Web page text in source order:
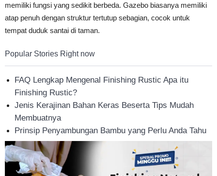
memiliki fungsi yang sedikit berbeda. Gazebo biasanya memiliki
atap penuh dengan struktur tertutup sebagian, cocok untuk
tempat duduk santai di taman.
Popular Stories Right now
FAQ Lengkap Mengenal Finishing Rustic Apa itu
Finishing Rustic?
Jenis Kerajinan Bahan Keras Beserta Tips Mudah
Membuatnya
Prinsip Penyambungan Bambu yang Perlu Anda Tahu